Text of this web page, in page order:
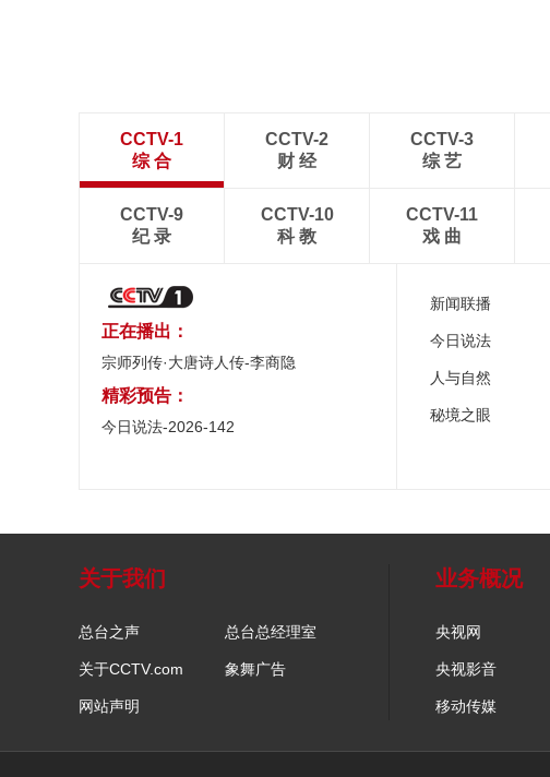
CCTV-1
综 合
CCTV-2
财 经
CCTV-3
综 艺
CCTV-9
纪 录
CCTV-10
科 教
CCTV-11
戏 曲
正在播出：
宗师列传·大唐诗人传-李商隐
精彩预告：
今日说法-2026-142
新闻联播
今日说法
人与自然
秘境之眼
关于我们
总台之声 总台总经理室
关于CCTV.com 象舞广告
网站声明
业务概况
央视网
央视影音
移动传媒